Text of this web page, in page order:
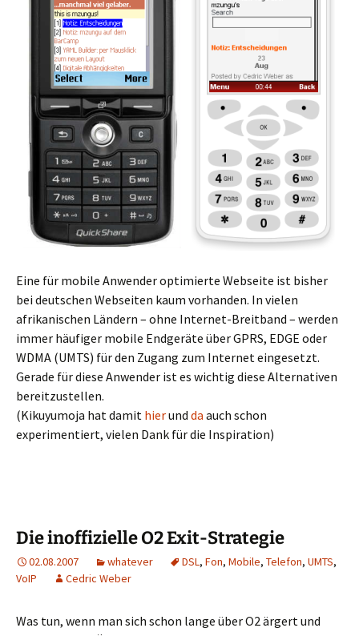
Eine für mobile Anwender optimierte Webseite ist bisher
bei deutschen Webseiten kaum vorhanden. In vielen
afrikanischen Ländern – ohne Internet-Breitband – werden
immer häufiger mobile Endgeräte über GPRS, EDGE oder
WDMA (UMTS) für den Zugang zum Internet eingesetzt.
Gerade für diese Anwender ist es wichtig diese Alternativen
bereitzustellen.
(Kikuyumoja hat damit hierund da auch schon
experimentiert, vielen Dank für die Inspiration)
Die inoffizielle O2 Exit-Strategie
02.08.2007 whatever DSL, Fon, Mobile, Telefon, UMTS,
VoIP
Cedric Weber
Was tun, wenn man sich schon lange über O2 ärgert und